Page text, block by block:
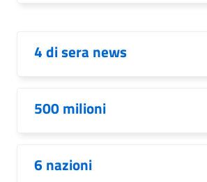
4 di sera news
500 milioni
6 nazioni